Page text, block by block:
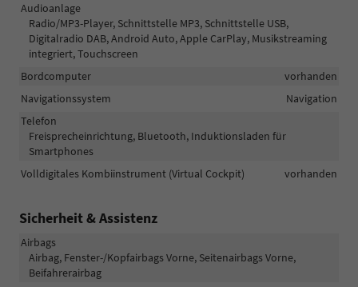
Audioanlage
Radio/MP3-Player, Schnittstelle MP3, Schnittstelle USB,
Digitalradio DAB, Android Auto, Apple CarPlay, Musikstreaming
integriert, Touchscreen
Bordcomputer
vorhanden
Navigationssystem
Navigation
Telefon
Freisprecheinrichtung, Bluetooth, Induktionsladen für
Smartphones
Volldigitales Kombiinstrument (Virtual Cockpit)
vorhanden
Sicherheit & Assistenz
Airbags
Airbag, Fenster-/Kopfairbags Vorne, Seitenairbags Vorne,
Beifahrerairbag